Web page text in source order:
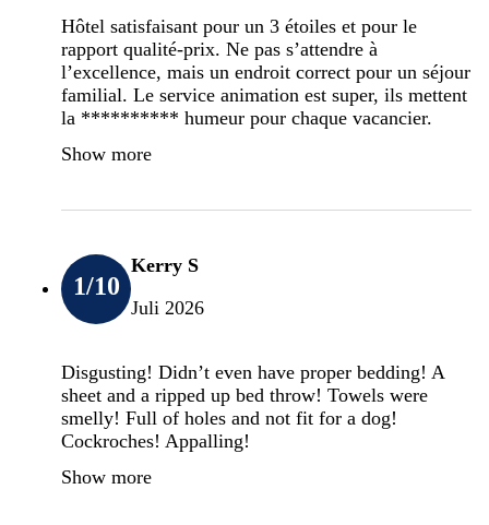
Hôtel satisfaisant pour un 3 étoiles et pour le
rapport qualité-prix. Ne pas s’attendre à
l’excellence, mais un endroit correct pour un séjour
familial. Le service animation est super, ils mettent
la ********** humeur pour chaque vacancier.
Show more
1/10
Kerry S
Juli 2026
Disgusting! Didn’t even have proper bedding! A
sheet and a ripped up bed throw! Towels were
smelly! Full of holes and not fit for a dog!
Cockroches! Appalling!
Show more